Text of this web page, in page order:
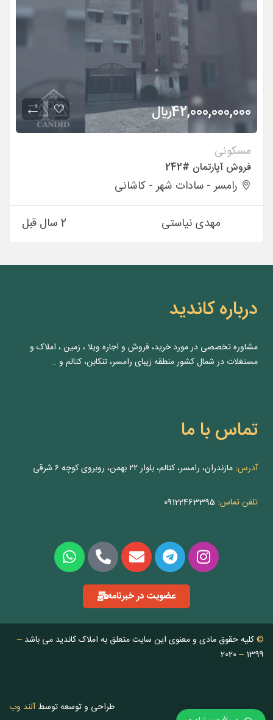
42,000,000,000ريال
مسکونی
فروش آپارتمان #242
رامسر - سادات شهر - كاشانی
مهدی نیاستی 2 سال قبل
درباره کاندید
مشاوره‌ تخصصی در مورد خرید، فروش و اجاره ویلا ، زمین ، املاک و
مستغلات در شمال کشور منطقه زیبای رامسر، تنکابن، کتالم و …
تماس با ما
آدرس: مازندران، رامسر، کتالم، بلوار ۲۲ بهمن، روبروی کوچه ۶ شرقی
تلفن تماس: 09122463395
عضویت در خبرنامه
©کلیه حقوق مادی و معنوی این سایت متعلق به املاک کاندید می باشد –
1399
–
2020
طراحی و توسعه توسط آلند وب